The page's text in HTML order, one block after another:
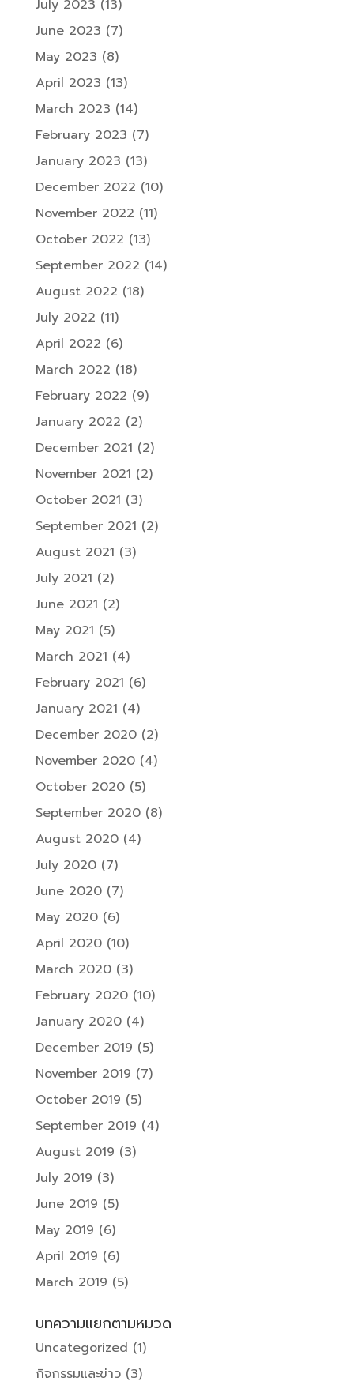
July 2023 (13)
June 2023 (7)
May 2023 (8)
April 2023 (13)
March 2023 (14)
February 2023 (7)
January 2023 (13)
December 2022 (10)
November 2022 (11)
October 2022 (13)
September 2022 (14)
August 2022 (18)
July 2022 (11)
April 2022 (6)
March 2022 (18)
February 2022 (9)
January 2022 (2)
December 2021 (2)
November 2021 (2)
October 2021 (3)
September 2021 (2)
August 2021 (3)
July 2021 (2)
June 2021 (2)
May 2021 (5)
March 2021 (4)
February 2021 (6)
January 2021 (4)
December 2020(2)
November 2020(4)
October 2020(5)
September 2020(8)
August 2020(4)
July 2020(7)
June 2020(7)
May 2020(6)
April 2020(10)
March 2020(3)
February 2020(10)
January 2020(4)
December 2019 (5)
November 2019 (7)
October 2019 (5)
September 2019 (4)
August 2019 (3)
July 2019 (3)
June 2019 (5)
May 2019 (6)
April 2019 (6)
March 2019 (5)
บทความแยกตามหมวด
Uncategorized (1)
กิจกรรมและข่าว(3)